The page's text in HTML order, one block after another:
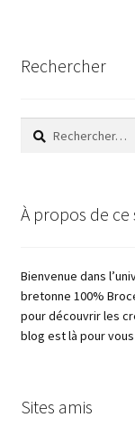
Rechercher
Rechercher :
À propos de ce
Bienvenue dans
bretonne 100%
pour découvrir les
blog est là pour
Sites amis